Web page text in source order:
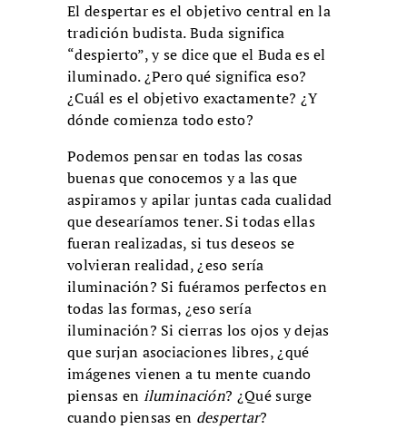
El despertar es el objetivo central en la
tradición budista. Buda significa
“despierto”, y se dice que el Buda es el
iluminado. ¿Pero qué significa eso?
¿Cuál es el objetivo exactamente? ¿Y
dónde comienza todo esto?
Podemos pensar en todas las cosas
buenas que conocemos y a las que
aspiramos y apilar juntas cada cualidad
que desearíamos tener. Si todas ellas
fueran realizadas, si tus deseos se
volvieran realidad, ¿eso sería
iluminación? Si fuéramos perfectos en
todas las formas, ¿eso sería
iluminación? Si cierras los ojos y dejas
que surjan asociaciones libres, ¿qué
imágenes vienen a tu mente cuando
piensas en iluminación? ¿Qué surge
cuando piensas en despertar?